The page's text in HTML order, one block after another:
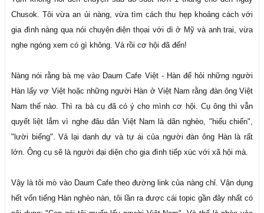
Chusok. Tôi vừa an ủi nàng, vừa tìm cách thu hẹp khoảng cách với
gia đình nàng qua nói chuyện điện thọai với dì ở Mỹ và anh trai, vừa
nghe ngóng xem có gì không. Và rồi cơ hội đã đến!
Nàng nói rằng bà mẹ vào Daum Cafe Việt - Hàn để hỏi những người
Hàn lấy vợ Việt hoặc những người Hàn ở Việt Nam rằng đàn ông Việt
Nam thế nào. Thì ra bà cụ đã có ý cho mình cơ hội. Cụ ông thì vẫn
quyết liệt lắm vì nghe đâu dân Việt Nam là dân nghèo, "hiếu chiến",
"lười biếng". Vả lại danh dự và tự ái của người đàn ông Hàn là rất
lớn. Ông cụ sẽ là người đại diện cho gia đình tiếp xúc với xã hội mà.
Vậy là tôi mò vào Daum Cafe theo đường link của nàng chỉ. Vận dụng
hết vốn tiếng Hàn nghèo nàn, tôi lần ra được cái topic gần đây nhất có